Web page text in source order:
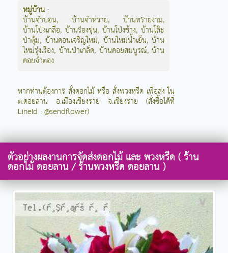
หมู่บ้าน :
บ้านจำบอน,บ้านจำหวาย,บ้านทรายงาม,
บ้านโป่งเกลือ,บ้านร่องขุ่น,บ้านโป่งช้าง,บ้านโล๊ะ
ป่าตุ้ม, บ้านดอนเจริญใหม่, บ้านใหม่น้ำเย็น,บ้าน
ใหม่รุ่งเรือง, บ้านป่าเกล็ด, บ้านดอยสมบูรณ์,บ้าน
ดอยจำตอง
หากท่านต้องการ สั่งดอกไม้ หรือ สั่งพวงหรีด เพื่อส่ง ใน
ต.ดอยลาน อ.เมืองเชียงราย จ.เชียงราย (สั่งซื้อได้ที่
LineId : @sendflower)
ตัวอย่างผลงานการจัดส่งดอกไม้ และ พวงหรีด ( ร้าน
ดอกไม้ ดอยลาน / ร้านพวงหรีด ดอยลาน )